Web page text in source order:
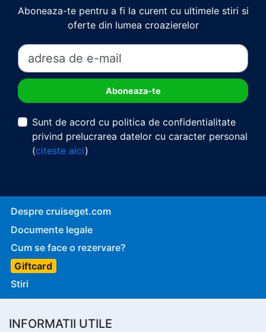
Aboneaza-te pentru a fi la curent cu ultimele stiri si
oferte din lumea croazierelor
Sunt de acord cu politica de confidentialitate
privind prelucrarea datelor cu caracter personal
(citeste aici)
Despre cruiseget.com
Documente legale
Cum se face o rezervare?
Giftcard
Stiri
INFORMATII UTILE